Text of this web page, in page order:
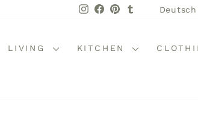
Instagram
Facebook
PinterestTumblrDeutsch
LIVING KITCHEN